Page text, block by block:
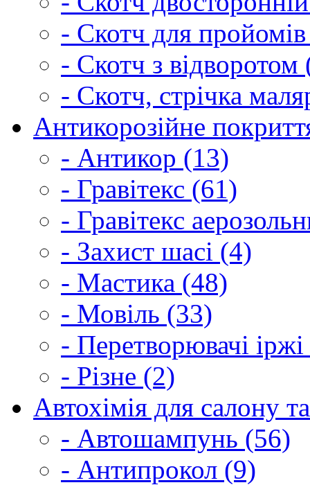
- Скотч для
- Скотч з відворотом
- Скотч, стрічка
Антикорозійне
- Антикор (13)
- Гравітекс (61)
- Гравітекс
- Захист шасі (4)
- Мастика (48)
- Мовіль (33)
- Перетворювачі
- Різне (2)
Автохімія для салону
- Автошампунь (56)
- Антипрокол (9)